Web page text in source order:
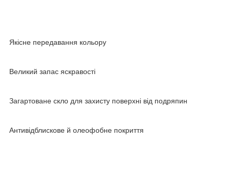
Якісне передавання кольору
Великий запас яскравості
Загартоване скло для захисту поверхні від подряпин
Антивідблискове й олеофобне покриття